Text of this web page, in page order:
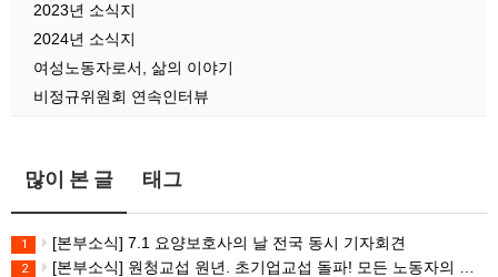
2023년 소식지
2024년 소식지
여성노동자로서, 삶의 이야기
비정규위원회 연속인터뷰
많이 본 글 태그
1 [본부소식] 7.1 요양보호사의 날 전국 동시 기자회견
2 [본부소식] 원청교섭 원년. 초기업교섭 돌파! 모든 노동자의 노동기본권 쟁취! 민주노총 7.15 총파업대회